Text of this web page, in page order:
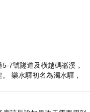
7號隧道及橫越碼崙溪，
樂水驛初名為濁水驛，
名，於1953